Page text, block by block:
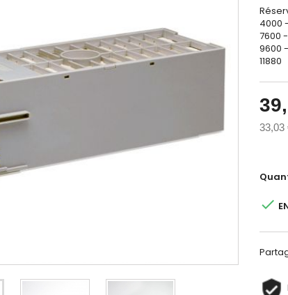
4000
7600
9600
11880
33,03
